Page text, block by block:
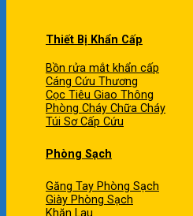
Thiết Bị Khẩn Cấp
Bồn rửa mắt khẩn cấp
Cáng Cứu Thương
Cọc Tiêu Giao Thông
Phòng Cháy Chữa Cháy
Túi Sơ Cấp Cứu
Phòng Sạch
Găng Tay Phòng Sạch
Giày Phòng Sạch
Khăn Lau